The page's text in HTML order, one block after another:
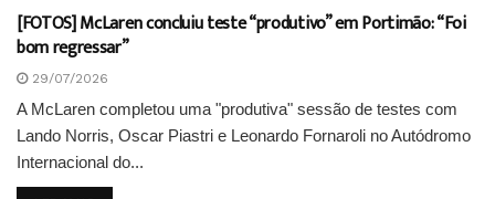
[FOTOS] McLaren concluiu teste “produtivo” em Portimão: “Foi
bom regressar”
29/07/2026
A McLaren completou uma "produtiva" sessão de testes com
Lando Norris, Oscar Piastri e Leonardo Fornaroli no Autódromo
Internacional do...